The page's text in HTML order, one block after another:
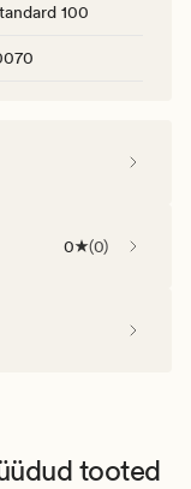
100
0 (0)
tooted